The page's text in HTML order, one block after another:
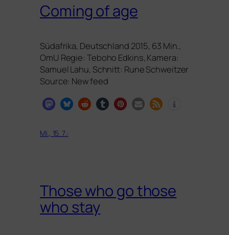
Coming of age
Südafrika, Deutschland 2015, 63 Min.,
OmU Regie: Teboho Edkins, Kamera:
Samuel Lahu, Schnitt: Rune Schweitzer
Source: New feed
Mi., 15. 7.:
Those who go those
who stay